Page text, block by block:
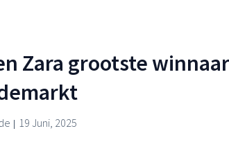
Zara grootste
19 Juni, 2025